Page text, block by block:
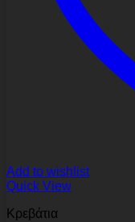
Add to wishlist
Quick View
Κρεβάτια